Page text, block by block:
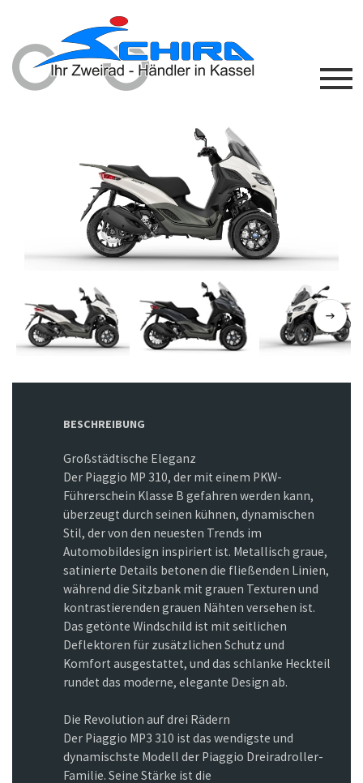
BESCHREIBUNG
Großstädtische Eleganz
Der Piaggio MP 310, der mit einem PKW-
Führerschein Klasse B gefahren werden kann,
überzeugt durch seinen kühnen, dynamischen
Stil, der von den neuesten Trends im
Automobildesign inspiriert ist. Metallisch graue,
satinierte Details betonen die fließenden Linien,
während die Sitzbank mit grauen Texturen und
kontrastierenden grauen Nähten versehen ist.
Das getönte Windschild ist mit seitlichen
Deflektoren für zusätzlichen Schutz und
Komfort ausgestattet, und das schlanke Heckteil
rundet das moderne, elegante Design ab.
Die Revolution auf drei Rädern
Der Piaggio MP3 310 ist das wendigste und
dynamischste Modell der Piaggio Dreiradroller-
Familie. Seine Stärke ist die